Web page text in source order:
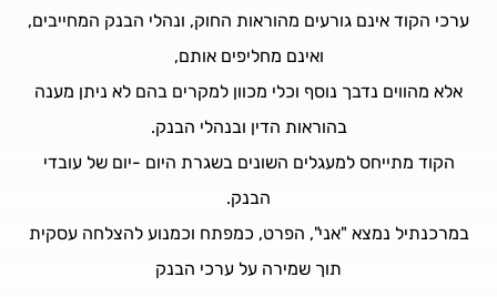
ערכי הקוד אינם גורעים מהוראות החוק, ונהלי הבנק המחייבים,
ואינם מחליפים אותם,
אלא מהווים נדבך נוסף וכלי מכוון למקרים בהם לא ניתן מענה
בהוראות הדין ובנהלי הבנק.
הקוד מתייחס למעגלים השונים בשגרת היום -יום של עובדי
הבנק.
במרכנתיל נמצא "אני", הפרט, כמפתח וכמנוע להצלחה עסקית
תוך שמירה על ערכי הבנק